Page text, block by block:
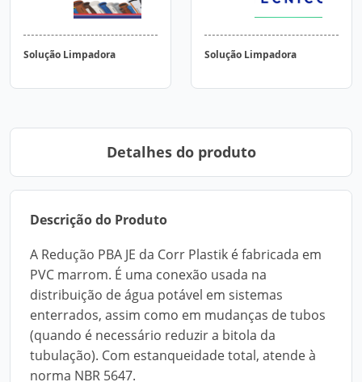
Solução Limpadora Solução Limpadora
Detalhes do produto
Descrição do Produto
A Redução PBA JE da Corr Plastik é fabricada em
PVC marrom. É uma conexão usada na
distribuição de água potável em sistemas
enterrados, assim como em mudanças de tubos
(quando é necessário reduzir a bitola da
tubulação). Com estanqueidade total, atende à
norma NBR 5647.